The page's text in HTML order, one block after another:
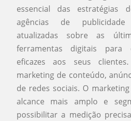
essencial das estratégias
agências de
atualizadas sobre as
ferramentas digitais para
eficazes aos seus
marketing de conteúdo,
de redes sociais. O
alcance mais amplo e
possibilitar a medição